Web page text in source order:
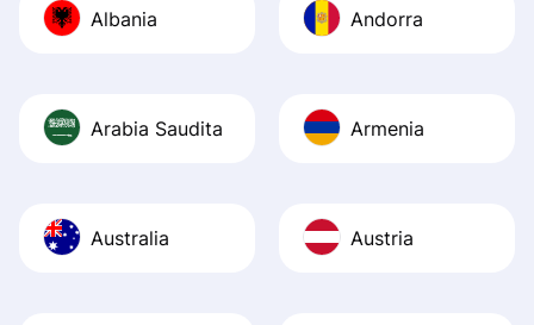
Recommend it!
Albania Andorra
Arabia Saudita Armenia
Australia Austria